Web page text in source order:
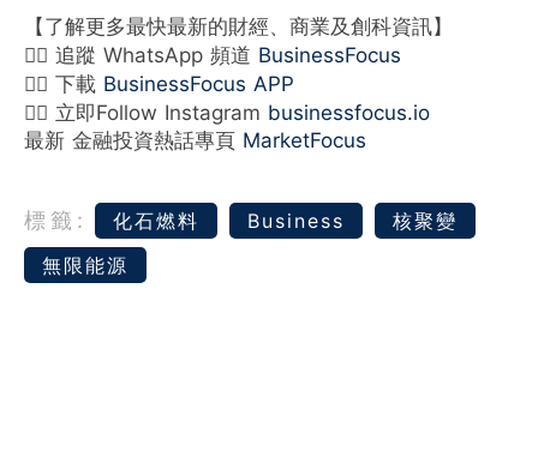
【了解更多最快最新的財經、商業及創科資訊】
👉🏻 追蹤 WhatsApp 頻道 BusinessFocus
👉🏻 下載 BusinessFocus APP
👉🏻 立即Follow Instagram businessfocus.io
最新 金融投資熱話專頁 MarketFocus
標籤: 化石燃料 Business
核聚變
無限能源